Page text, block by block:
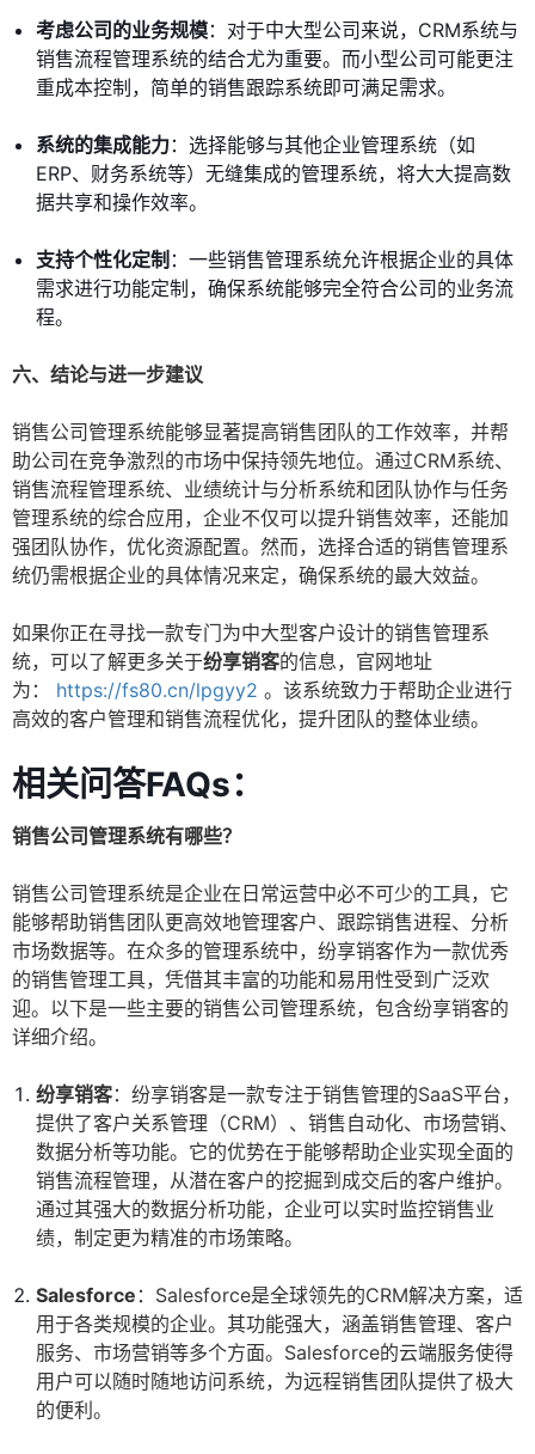
考虑公司的业务规模：对于中大型公司来说，CRM系统与
销售流程管理系统的结合尤为重要。而小型公司可能更注
重成本控制，简单的销售跟踪系统即可满足需求。
系统的集成能力：选择能够与其他企业管理系统（如
ERP、财务系统等）无缝集成的管理系统，将大大提高数
据共享和操作效率。
支持个性化定制 ：一些销售管理系统允许根据企业的具体
需求进行功能定制，确保系统能够完全符合公司的业务流
程。
六、结论与进一步建议
销售公司管理系统能够显著提高销售团队的工作效率，并帮
助公司在竞争激烈的市场中保持领先地位。通过CRM系统、
销售流程管理系统、业绩统计与分析系统和团队协作与任务
管理系统的综合应用，企业不仅可以提升销售效率，还能加
强团队协作，优化资源配置。然而，选择合适的销售管理系
统仍需根据企业的具体情况来定，确保系统的最大效益。
如果你正在寻找一款专门为中大型客户设计的销售管理系
统，可以了解更多关于纷享销客的信息，官网地址
为：
https://fs80.cn/lpgyy2 。该系统致力于帮助企业进行
高效的客户管理和销售流程优化，提升团队的整体业绩。
相关问答FAQs：
销售公司管理系统有哪些？
销售公司管理系统是企业在日常运营中必不可少的工具，它
能够帮助销售团队更高效地管理客户、跟踪销售进程、分析
市场数据等。在众多的管理系统中，纷享销客作为一款优秀
的销售管理工具，凭借其丰富的功能和易用性受到广泛欢
迎。以下是一些主要的销售公司管理系统，包含纷享销客的
详细介绍。
纷享销客：纷享销客是一款专注于销售管理的SaaS平台，
提供了客户关系管理（CRM）、销售自动化、市场营销、
数据分析等功能。它的优势在于能够帮助企业实现全面的
销售流程管理，从潜在客户的挖掘到成交后的客户维护。
通过其强大的数据分析功能，企业可以实时监控销售业
绩，制定更为精准的市场策略。
Salesforce ：Salesforce是全球领先的CRM解决方案，适
用于各类规模的企业。其功能强大，涵盖销售管理、客户
服务、市场营销等多个方面。Salesforce的云端服务使得
用户可以随时随地访问系统，为远程销售团队提供了极大
的便利。